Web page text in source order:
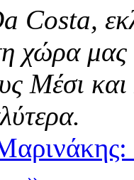
χώρα
Μέσι και